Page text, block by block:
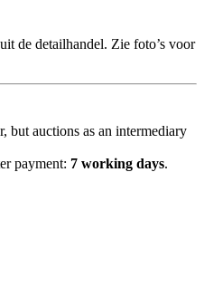
de detailhandel. Zie foto’s voor
but auctions as an intermediary
payment: 7 working days.